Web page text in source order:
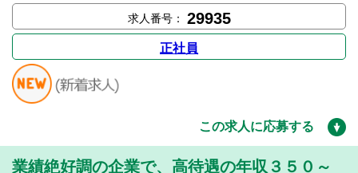
求人番号： 29935
正社員
この求人に応募する
業績絶好調の企業で、高待遇の年収３５０～